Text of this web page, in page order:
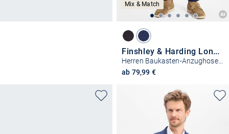
Mix & Match
Finshley & Harding London
Herren Baukasten-Anzughose Slim Fit
ab 79,99 €